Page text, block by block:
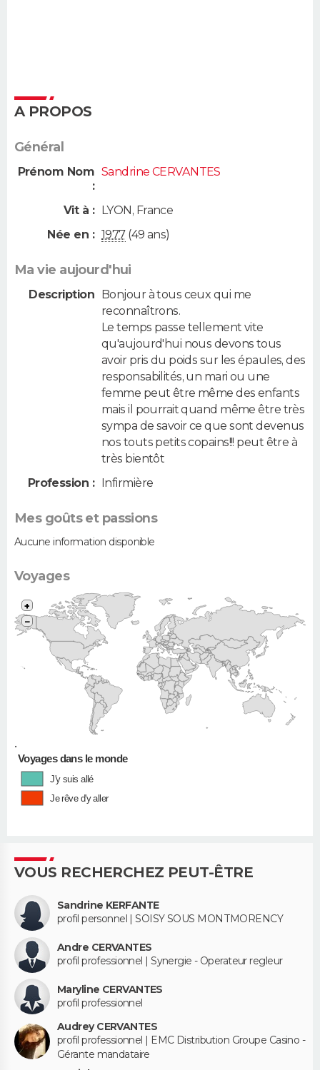
A PROPOS
Général
Prénom Nom
:
Sandrine CERVANTES
Vit à : LYON, France
Née en : 1977(49 ans)
Ma vie aujourd'hui
Description Bonjour à tous ceux qui me
reconnaîtrons.
Le temps passe tellement vite
qu'aujourd'hui nous devons tous
avoir pris du poids sur les épaules, des
responsabilités, un mari ou une
femme peut être même des enfants
mais il pourrait quand même être très
sympa de savoir ce que sont devenus
nos touts petits copains!!! peut être à
très bientôt
Profession :
Infirmière
Mes goûts et passions
Aucune information disponible
Voyages
•
+
−
Voyages dans le monde
J'y suis allé
Je rêve d'y aller
VOUS RECHERCHEZ PEUT-ÊTRE
Sandrine KERFANTE
profil personnel | SOISY SOUS MONTMORENCY
Andre CERVANTES
profil professionnel | Synergie - Operateur regleur
Maryline CERVANTES
profil professionnel
Audrey CERVANTES
profil professionnel | EMC Distribution Groupe Casino -
Gérante mandataire